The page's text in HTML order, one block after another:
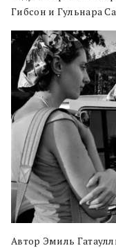
Гибсон и Гульнара
Автор Эмиль